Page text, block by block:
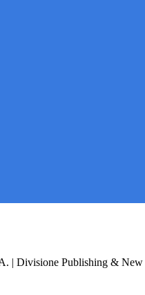
| Divisione Publishing &